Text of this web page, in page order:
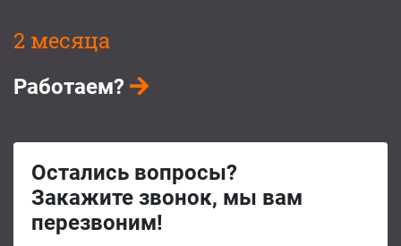
2 месяца
Работаем?
Остались вопросы?
Закажите звонок, мы вам
перезвоним!